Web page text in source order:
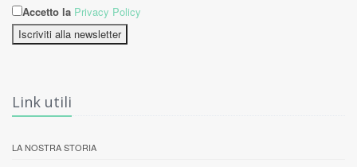
Accetto la Privacy Policy
Iscriviti alla newsletter
Link utili
LA NOSTRA STORIA